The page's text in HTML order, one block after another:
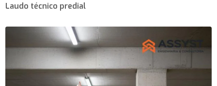
Laudo técnico predial